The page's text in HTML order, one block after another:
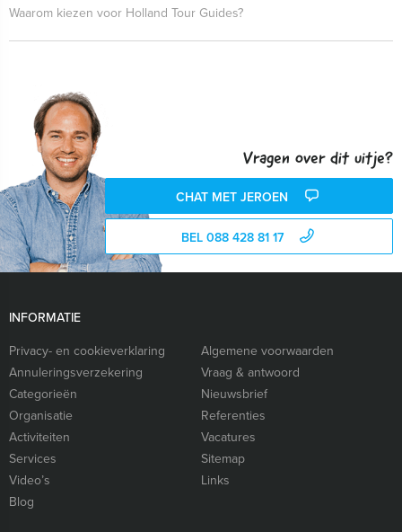
Waarom kiezen voor Holland Tour Guides?
Vragen over dit uitje?
CHAT MET JEROEN
BEL 088 428 81 17
INFORMATIE
Privacy- en cookieverklaring
Algemene voorwaarden
Annuleringsverzekering
Vraag & antwoord
Categorieën
Nieuwsbrief
Organisatie
Referenties
Activiteiten
Vacatures
Services
Sitemap
Video’s
Links
Blog